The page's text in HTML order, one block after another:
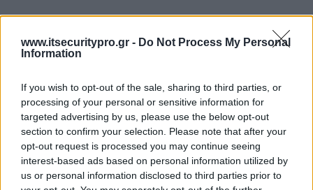
www.itsecuritypro.gr - Do Not Process My Personal
Information
If you wish to opt-out of the sale, sharing to third parties, or
processing of your personal or sensitive information for
targeted advertising by us, please use the below opt-out
section to confirm your selection. Please note that after your
opt-out request is processed you may continue seeing
interest-based ads based on personal information utilized by
us or personal information disclosed to third parties prior to